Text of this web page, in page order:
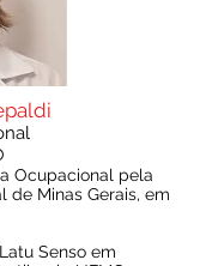
Ocupacional pela
de Minas Gerais, em
Senso em